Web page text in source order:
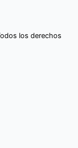
los derechos